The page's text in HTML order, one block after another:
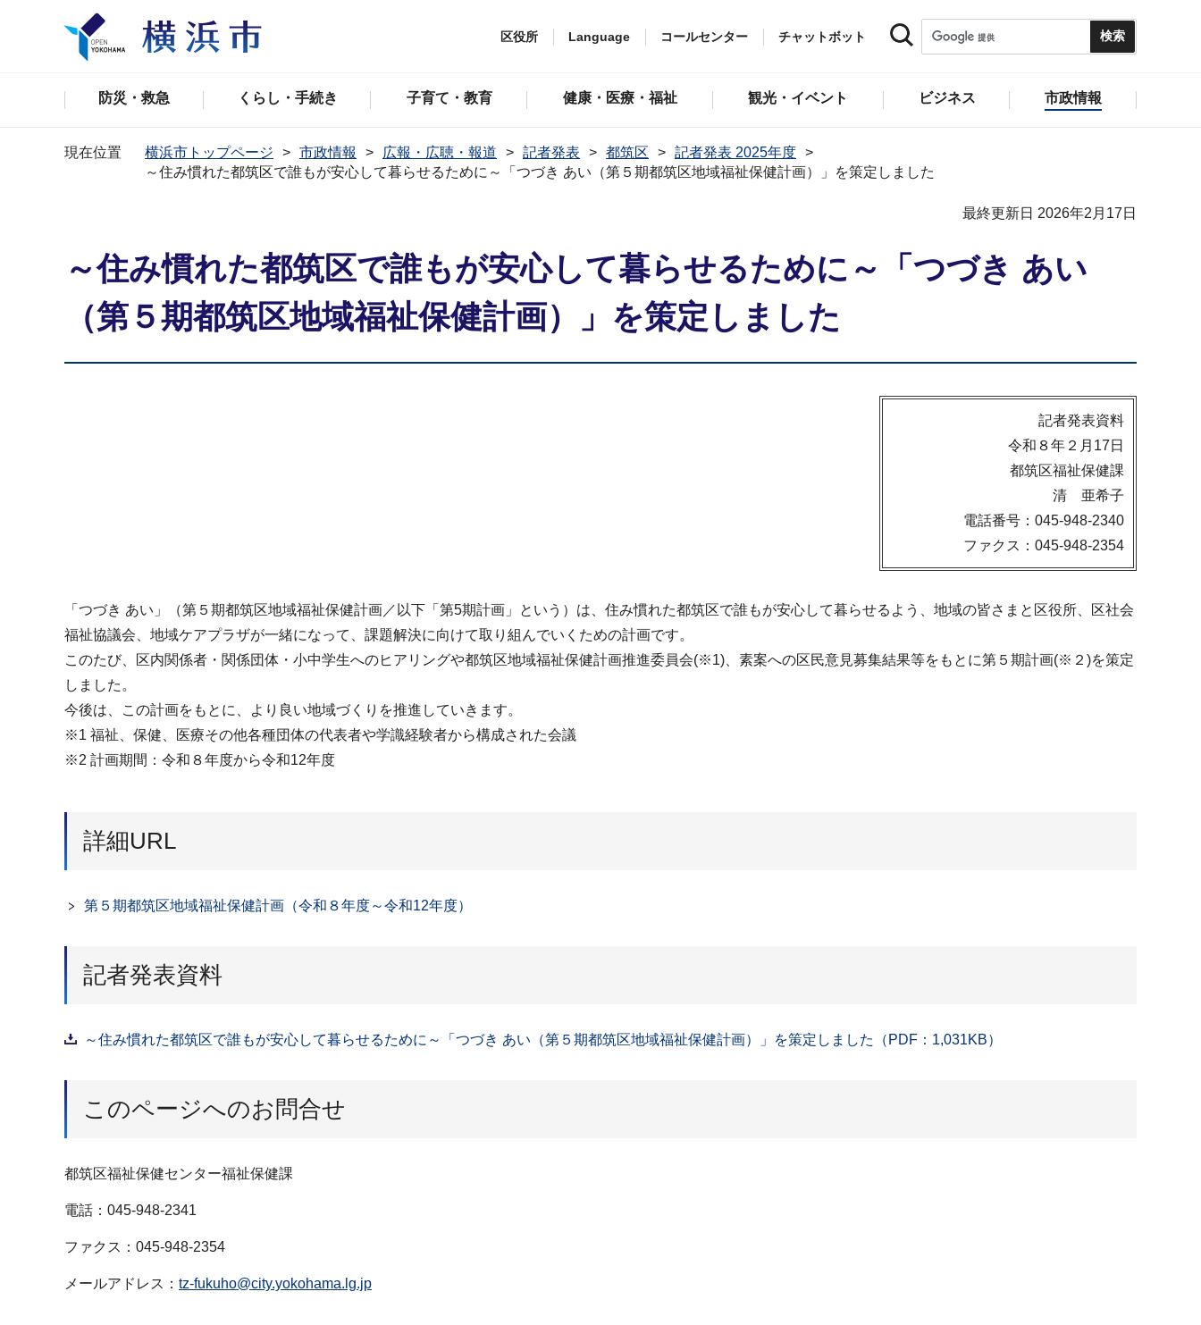
区役所 Language コールセンター チャットボット
防災・救急 くらし・手続き 子育て・教育 健康・医療・福祉 観光・イベント ビジネス 市政情報
現在位置 横浜市トップページ 市政情報 広報・広聴・報道 記者発表 都筑区
記者発表 2025年度
～住み慣れた都筑区で誰もが安心して暮らせるために～「つづき あい（第５期都筑区地域福祉保健計画）」を策定しました
最終更新日 2026年2月17日
～住み慣れた都筑区で誰もが安心して暮らせるために～「つづき あい
（第５期都筑区地域福祉保健計画）」を策定しました
記者発表資料
令和８年２月17日
都筑区福祉保健課
清 亜希子
電話番号：045-948-2340
ファクス：045-948-2354
「つづき あい」（第５期都筑区地域福祉保健計画／以下「第5期計画」という）は、住み慣れた都筑区で誰もが安心して暮らせるよう、地域の皆さまと区役所、区社会
福祉協議会、地域ケアプラザが一緒になって、課題解決に向けて取り組んでいくための計画です。
このたび、区内関係者・関係団体・小中学生へのヒアリングや都筑区地域福祉保健計画推進委員会(※1)、素案への区民意見募集結果等をもとに第５期計画(※２)を策定
しました。
今後は、この計画をもとに、より良い地域づくりを推進していきます。
※1 福祉、保健、医療その他各種団体の代表者や学識経験者から構成された会議
※2 計画期間：令和８年度から令和12年度
詳細URL
第５期都筑区地域福祉保健計画（令和８年度～令和12年度）
記者発表資料
～住み慣れた都筑区で誰もが安心して暮らせるために～「つづき あい（第５期都筑区地域福祉保健計画）」を策定しました（PDF：1,031KB）
このページへのお問合せ
都筑区福祉保健センター福祉保健課
電話：045-948-2341
ファクス：045-948-2354
メールアドレス： tz-fukuho@city.yokohama.lg.jp